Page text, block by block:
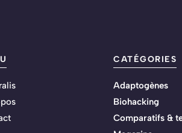
CATÉGORIES
Adaptogènes
Biohacking
Comparatifs &